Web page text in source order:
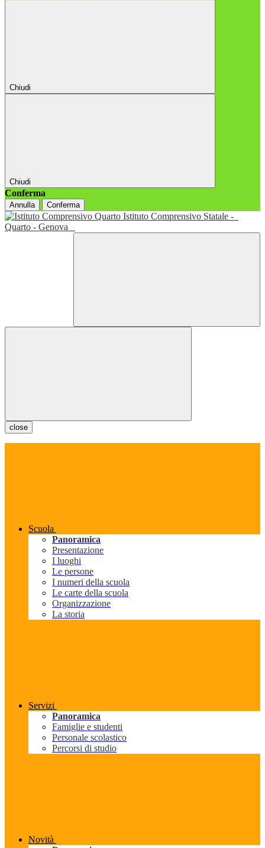
Chiudi
Chiudi
Conferma
Annulla Conferma
Istituto Comprensivo Statale -
Quarto - Genova
close
Scuola
Panoramica
Presentazione
I luoghi
Le persone
I numeri della scuola
Le carte della scuola
Organizzazione
La storia
Servizi
Panoramica
Famiglie e studenti
Personale scolastico
Percorsi di studio
Novità